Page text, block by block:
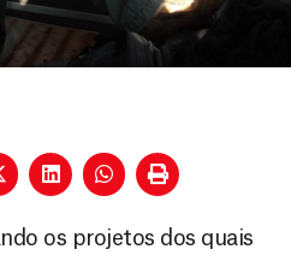
os projetos dos quais